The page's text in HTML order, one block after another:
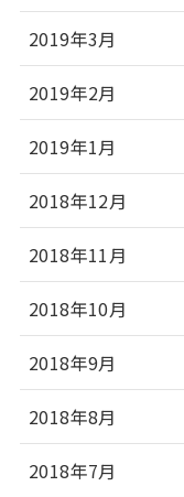
2019年3月
2019年2月
2019年1月
2018年12月
2018年11月
2018年10月
2018年9月
2018年8月
2018年7月